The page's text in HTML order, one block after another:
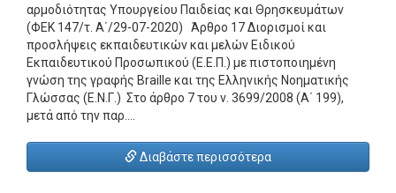
αρμοδιότητας Υπουργείου Παιδείας και Θρησκευμάτων
(ΦΕΚ 147/τ. Α΄/29-07-2020) Άρθρο 17 Διορισμοί και
προσλήψεις εκπαιδευτικών και μελών Ειδικού
Εκπαιδευτικού Προσωπικού (Ε.Ε.Π.) με πιστοποιημένη
γνώση της γραφής Braille και της Ελληνικής Νοηματικής
Γλώσσας (Ε.Ν.Γ.) Στο άρθρο 7 του ν. 3699/2008 (Α΄ 199),
μετά από την παρ.…
Διαβάστε περισσότερα